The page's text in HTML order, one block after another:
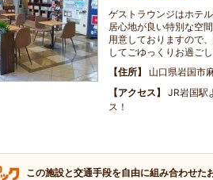
ゲストラウンジはホテ
居心地が良い特別な空
用意しておりますので
してごゆっくりお過ごし
住所
山口県岩国市
アクセス
JR岩国駅
ス！
この施設と交通手段を自由に組み合わせた